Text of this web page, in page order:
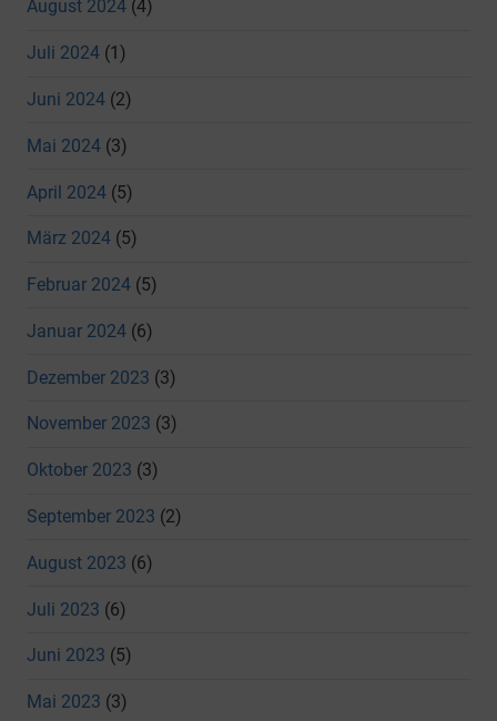
August 2024 (4)
Juli 2024 (1)
Juni 2024 (2)
Mai 2024 (3)
April 2024 (5)
März 2024 (5)
Februar 2024 (5)
Januar 2024 (6)
Dezember 2023 (3)
November 2023 (3)
Oktober 2023 (3)
September 2023 (2)
August 2023 (6)
Juli 2023 (6)
Juni 2023 (5)
Mai 2023 (3)